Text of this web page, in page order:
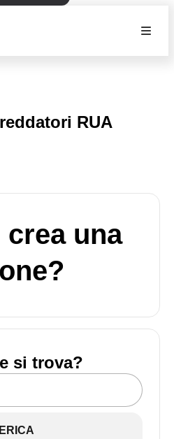
RUA
crea una
si trova?